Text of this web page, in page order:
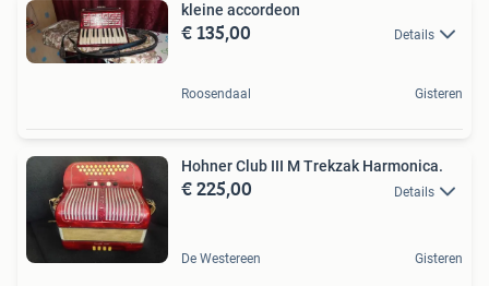
kleine accordeon
€ 135,00 Details
Roosendaal Gisteren
Hohner Club III M Trekzak Harmonica.
€ 225,00 Details
De Westereen Gisteren